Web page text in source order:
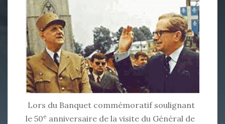
Lors du Banquet commémoratif soulignant
le 50e anniversaire de la visite du Général de